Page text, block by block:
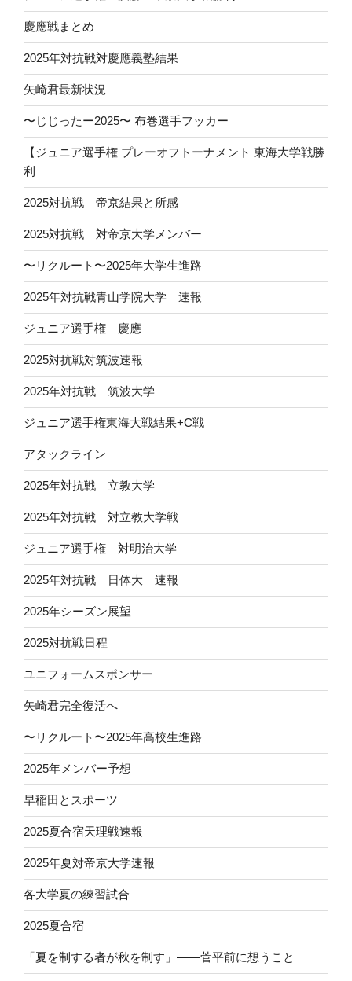
慶應戦まとめ
2025年対抗戦対慶應義塾結果
矢崎君最新状況
〜じじったー2025〜 布巻選手フッカー
【ジュニア選手権 プレーオフトーナメント 東海大学戦勝
利
2025対抗戦 帝京結果と所感
2025対抗戦 対帝京大学メンバー
〜リクルート〜2025年大学生進路
2025年対抗戦青山学院大学 速報
ジュニア選手権 慶應
2025対抗戦対筑波速報
2025年対抗戦 筑波大学
ジュニア選手権東海大戦結果+C戦
アタックライン
2025年対抗戦 立教大学
2025年対抗戦 対立教大学戦
ジュニア選手権 対明治大学
2025年対抗戦 日体大 速報
2025年シーズン展望
2025対抗戦日程
ユニフォームスポンサー
矢崎君完全復活へ
〜リクルート〜2025年高校生進路
2025年メンバー予想
早稲田とスポーツ
2025夏合宿天理戦速報
2025年夏対帝京大学速報
各大学夏の練習試合
2025夏合宿
「夏を制する者が秋を制す」——菅平前に想うこと